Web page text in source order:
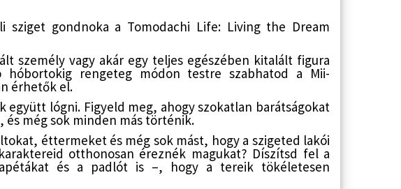
sziget gondnoka a Tomodachi Life: Living the Dream
személy vagy akár egy teljes egészében kitalált figura
hóbortokig rengeteg módon testre szabhatod a Mii-
érhetők el.
lógni. Figyeld meg, ahogy szokatlan barátságokat
még sok minden más történik.
éttermeket és még sok mást, hogy a szigeted lakói
otthonosan éreznék magukat? Díszítsd fel a
és a padlót is –, hogy a tereik tökéletesen